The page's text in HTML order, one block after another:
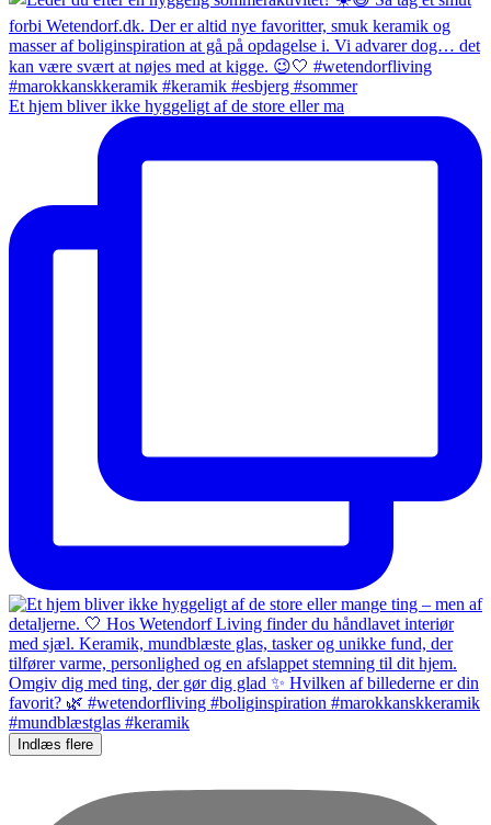
Et hjem bliver ikke hyggeligt af de store eller ma
Indlæs flere